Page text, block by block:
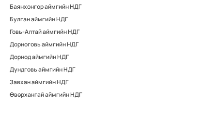
Баянхонгор аймгийн НДГ
Булган аймгийн НДГ
Говь-Алтай аймгийн НДГ
Дорноговь аймгийн НДГ
Дорнод аймгийн НДГ
Дундговь аймгийн НДГ
Завхан аймгийн НДГ
Өвөрхангай аймгийн НДГ